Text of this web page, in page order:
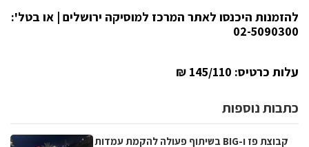
להזמנות היכנסו לאתר המרכז למוסיקה ירושלים | או בטל':
02-5090300
עלות כרטיס: 145/110 ₪
כתבות נוספות
קבוצת פז ו-BIG בשיתוף פעולה להקמת עמדות